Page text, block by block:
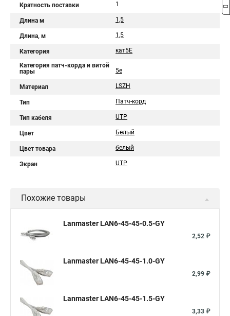
Кратность поставки 1
Длина м 1,5
Длина, м 1,5
Категория кат5Е
Категория патч-корда и витой
пары
5e
Материал LSZH
Тип Патч-корд
Тип кабеля UTP
Цвет Белый
Цвет товара белый
Экран UTP
Похожие товары
Lanmaster LAN6-45-45-0.5-GY
2,52 ₽
Lanmaster LAN6-45-45-1.0-GY
2,99 ₽
Lanmaster LAN6-45-45-1.5-GY
3,33 ₽